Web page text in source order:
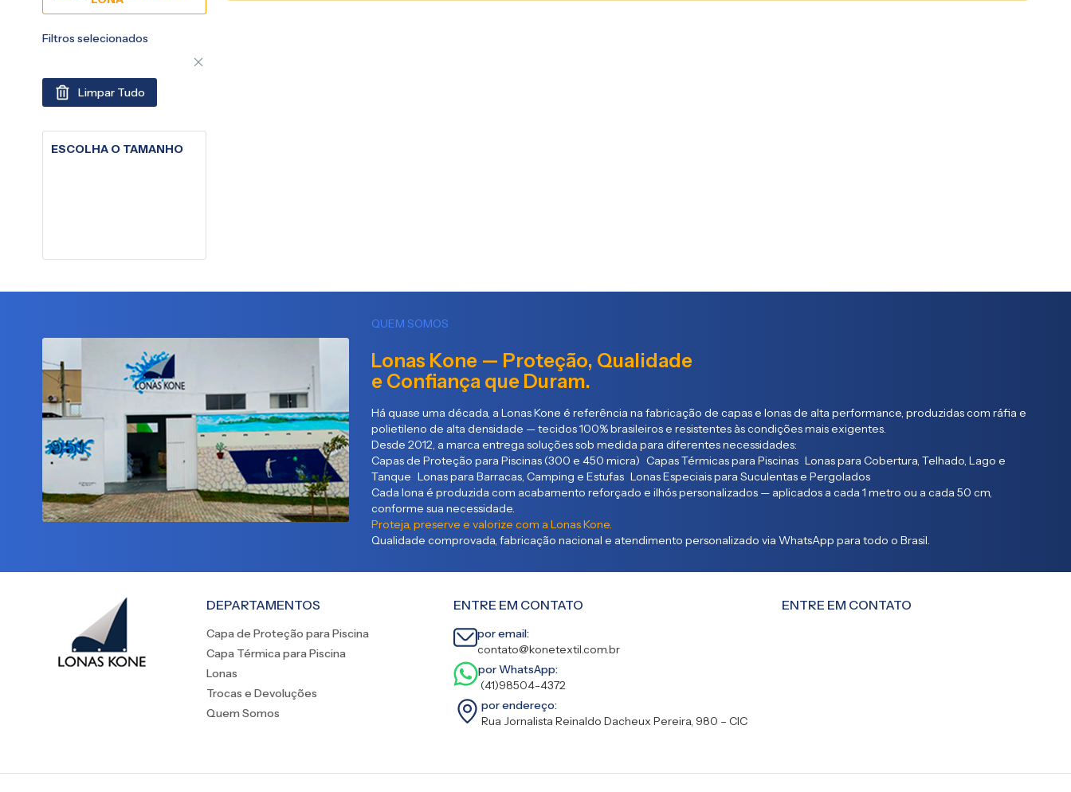
Filtros selecionados
Limpar Tudo
ESCOLHA O TAMANHO
QUEM SOMOS
Lonas Kone — Proteção, Qualidade
e Confiança que Duram.
Há quase uma década, a Lonas Kone é referência na fabricação de capas e lonas de alta performance, produzidas com ráfia e
polietileno de alta densidade — tecidos 100% brasileiros e resistentes às condições mais exigentes.
Desde 2012, a marca entrega soluções sob medida para diferentes necessidades:
Capas de Proteção para Piscinas (300 e 450 micra) Capas Térmicas para Piscinas Lonas para Cobertura, Telhado, Lago e
Tanque Lonas para Barracas, Camping e Estufas Lonas Especiais para Suculentas e Pergolados
Cada lona é produzida com acabamento reforçado e ilhós personalizados — aplicados a cada 1 metro ou a cada 50 cm,
conforme sua necessidade.
Proteja, preserve e valorize com a Lonas Kone.
Qualidade comprovada, fabricação nacional e atendimento personalizado via WhatsApp para todo o Brasil.
DEPARTAMENTOS
Capa de Proteção para Piscina
Capa Térmica para Piscina
Lonas
Trocas e Devoluções
Quem Somos
ENTRE EM CONTATO
por email:
contato@konetextil.com.br
por WhatsApp:
(41)98504-4372
por endereço:
Rua Jornalista Reinaldo Dacheux Pereira, 980 – CIC
ENTRE EM CONTATO